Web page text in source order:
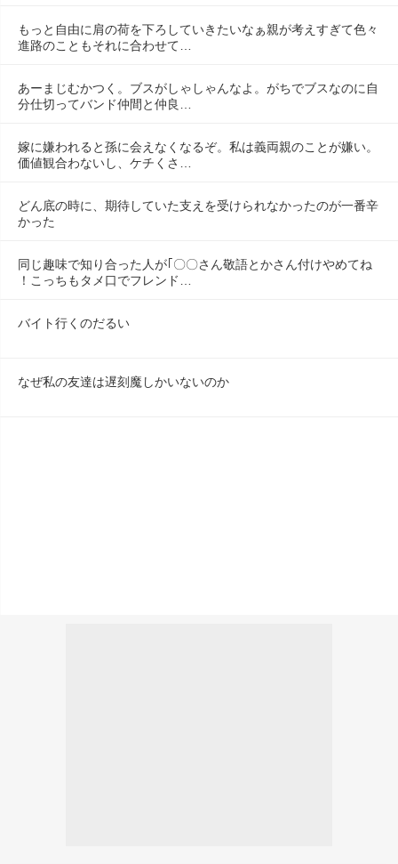
もっと自由に肩の荷を下ろしていきたいなぁ親が考えすぎて色々
進路のこともそれに合わせて…
あーまじむかつく。ブスがしゃしゃんなよ。がちでブスなのに自
分仕切ってバンド仲間と仲良…
嫁に嫌われると孫に会えなくなるぞ。私は義両親のことが嫌い。
価値観合わないし、ケチくさ…
どん底の時に、期待していた支えを受けられなかったのが一番辛
かった
同じ趣味で知り合った人が｢〇〇さん敬語とかさん付けやめてね
！こっちもタメ口でフレンド…
バイト行くのだるい
なぜ私の友達は遅刻魔しかいないのか